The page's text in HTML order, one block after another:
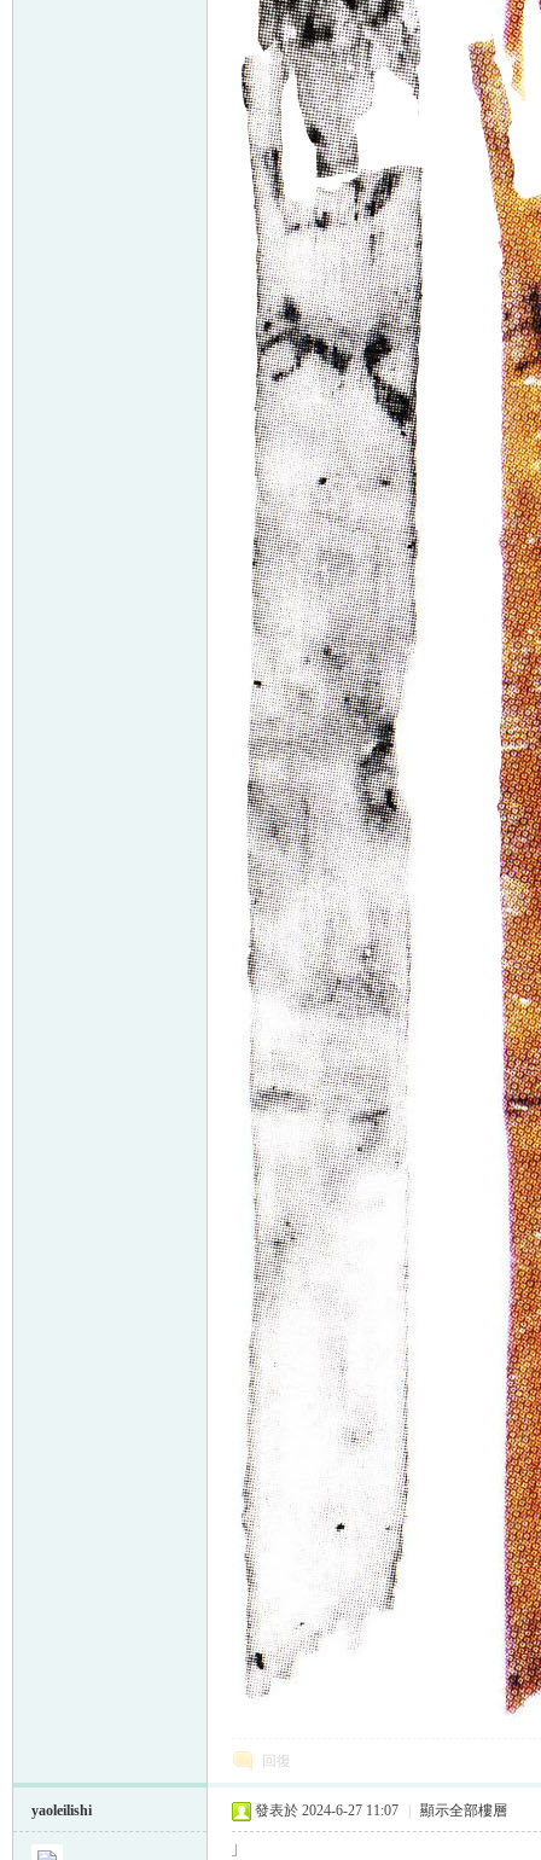
回復
yaoleilishi 發表於 2024-6-27 11:07 顯示全部樓層